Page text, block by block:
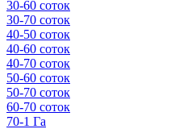
30-60 соток
30-70 соток
40-50 соток
40-60 соток
40-70 соток
50-60 соток
50-70 соток
60-70 соток
70-1 Га